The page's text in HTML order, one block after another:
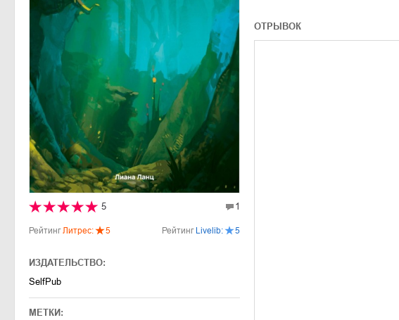
5 1
РейтингЛитрес: 5 РейтингLivelib: 5
ИЗДАТЕЛЬСТВО:
SelfPub
МЕТКИ:
ОТРЫВОК